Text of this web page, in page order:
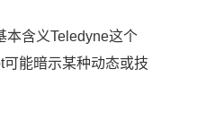
本含义Teledyne这个
能暗示某种动态或技